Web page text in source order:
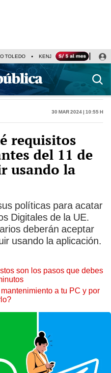
TOLEDO KENJI FUJIMORI
30 Mar 2024 | 10:55 h
requisitos
del 11 de
usando la
políticas para acatar
Digitales de la UE.
deberán aceptar
usando la aplicación.
son los pasos que debes
a tu PC y por